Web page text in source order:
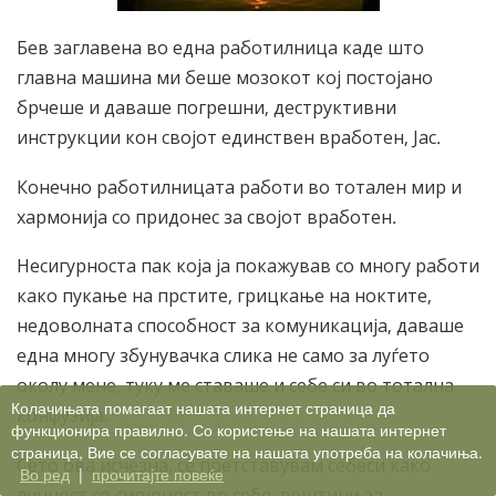
Бев заглавена во една работилница каде што
главна машина ми беше мозокот кој постојано
брчеше и даваше погрешни, деструктивни
инструкции кон својот единствен вработен, Јас.
Конечно работилницата работи во тотален мир и
хармонија со придонес за својот вработен.
Несигурноста пак која ја покажував со многу работи
како пукање на прстите, грицкање на ноктите,
недоволната способност за комуникација, даваше
една многу збунувачка слика не само за луѓето
околу мене, туку ме ставаше и себе си во тотална
конфузија.
Сето ова исчезна, се претставувам себеси како
Колачињата помагаат нашата интернет страница да
функционира правилно. Со користење на нашата интернет
страница, Вие се согласувате на нашата употреба на колачиња.
Во ред | прочитајте повеќе